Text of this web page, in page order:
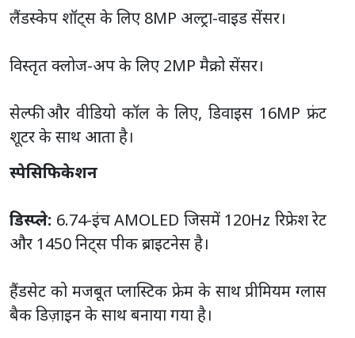
लैंडस्केप शॉट्स के लिए 8MP अल्ट्रा-वाइड सेंसर।
विस्तृत क्लोज-अप के लिए 2MP मैक्रो सेंसर।
सेल्फी और वीडियो कॉल के लिए, डिवाइस 16MP फ्रंट
शूटर के साथ आता है।
स्पेसिफिकेशन
डिस्प्ले: 6.74-इंच AMOLED जिसमें 120Hz रिफ्रेश रेट
और 1450 निट्स पीक ब्राइटनेस है।
हैंडसेट को मजबूत प्लास्टिक फ्रेम के साथ प्रीमियम ग्लास
बैक डिज़ाइन के साथ बनाया गया है।